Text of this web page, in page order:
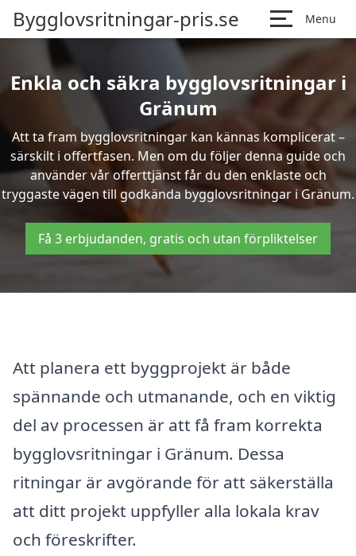
Bygglovsritningar-pris.se Menu
Enkla och säkra bygglovsritningar i
Gränum
Att ta fram bygglovsritningar kan kännas komplicerat –
särskilt i offertfasen. Men om du följer denna guide och
använder vår offerttjänst får du den enklaste och
tryggaste vägen till godkända bygglovsritningar i Gränum.
Få 3 erbjudanden, gratis och utan förpliktelser
Att planera ett byggprojekt är både
spännande och utmanande, och en viktig
del av processen är att få fram korrekta
bygglovsritningar i Gränum. Dessa
ritningar är avgörande för att säkerställa
att ditt projekt uppfyller alla lokala krav
och föreskrifter.